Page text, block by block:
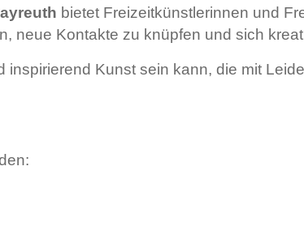
bietet Freizeitkünstlerinnen und
neue Kontakte zu knüpfen und sich
Kunst sein kann, die mit